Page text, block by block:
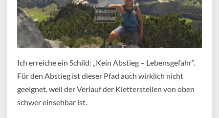
Ich erreiche ein Schild: „Kein Abstieg – Lebensgefahr“.
Für den Abstieg ist dieser Pfad auch wirklich nicht
geeignet, weil der Verlauf der Kletterstellen von oben
schwer einsehbar ist.